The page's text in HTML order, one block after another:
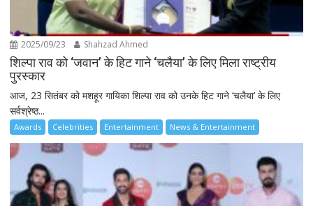
2025/09/23 Shahzad Ahmed
शिल्पा राव को ‘जवान’ के हिट गाने ‘चलैया’ के लिए मिला राष्ट्रीय
पुरस्कार
आज, 23 सितंबर को मशहूर गायिका शिल्पा राव को उनके हिट गाने ‘चलैया’ के लिए
सर्वश्रेष्ठ...
Awards Celebrities Entertainment News & Entertainment